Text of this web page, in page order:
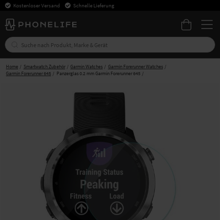
Kostenloser Versand Schnelle Lieferung
Home Smartwatch Zubehör Garmin Watches
Garmin Forerunner Watches
Garmin Forerunner 645
Panzerglas 0.2 mm Garmin Forerunner 645